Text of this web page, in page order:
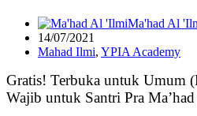
Ma'had Al
14/07/2021
Mahad Ilmi, YPIA Academy
Gratis! Terbuka untuk Umum
Wajib untuk Santri Pra